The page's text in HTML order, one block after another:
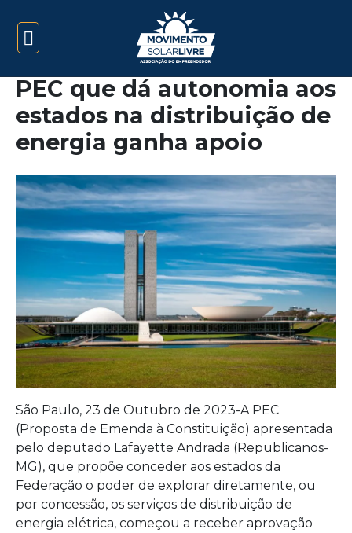
PEC que dá autonomia aos
estados na distribuição de
energia ganha apoio
São Paulo, 23 de Outubro de 2023-A PEC
(Proposta de Emenda à Constituição) apresentada
pelo deputado Lafayette Andrada (Republicanos-
MG), que propõe conceder aos estados da
Federação o poder de explorar diretamente, ou
por concessão, os serviços de distribuição de
energia elétrica, começou a receber aprovação